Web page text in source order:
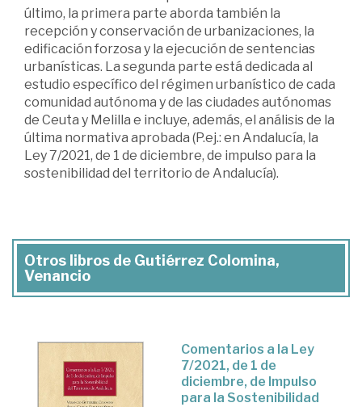
último, la primera parte aborda también la
recepción y conservación de urbanizaciones, la
edificación forzosa y la ejecución de sentencias
urbanísticas. La segunda parte está dedicada al
estudio específico del régimen urbanístico de cada
comunidad autónoma y de las ciudades autónomas
de Ceuta y Melilla e incluye, además, el análisis de la
última normativa aprobada (P.ej.: en Andalucía, la
Ley 7/2021, de 1 de diciembre, de impulso para la
sostenibilidad del territorio de Andalucía).
Otros libros de Gutiérrez Colomina,
Venancio
Comentarios a la Ley
7/2021, de 1 de
diciembre, de Impulso
para la Sostenibilidad